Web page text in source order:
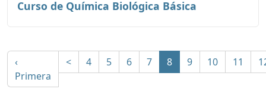
Curso de Química Biológica Básica
‹
Primera
< 4 5 6 7 8 9 10 11